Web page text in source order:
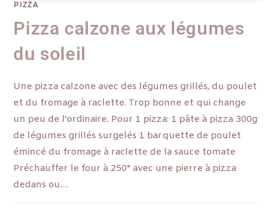
PIZZA
Pizza calzone aux légumes
du soleil
Une pizza calzone avec des légumes grillés, du poulet
et du fromage à raclette. Trop bonne et qui change
un peu de l'ordinaire. Pour 1 pizza: 1 pâte à pizza 300g
de légumes grillés surgelés 1 barquette de poulet
émincé du fromage à raclette de la sauce tomate
Préchauffer le four à 250° avec une pierre à pizza
dedans ou…